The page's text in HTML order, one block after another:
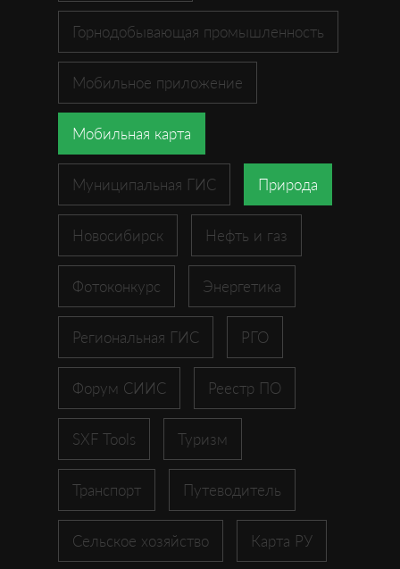
Горнодобывающая промышленность
Мобильное приложение
Мобильная карта
Муниципальная ГИС Природа
Новосибирск Нефть и газ
Фотоконкурс Энергетика
Региональная ГИС РГО
Форум СИИС Реестр ПО
SXF Tools Туризм
Транспорт Путеводитель
Сельское хозяйство Карта РУ